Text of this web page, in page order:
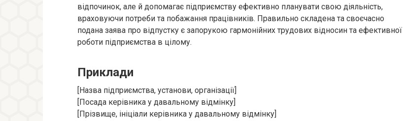
відпочинок, але й допомагає підприємству ефективно планувати свою діяльність,
враховуючи потреби та побажання працівників. Правильно складена та своєчасно
подана заява про відпустку є запорукою гармонійних трудових відносин та ефективної
роботи підприємства в цілому.
Приклади
[Назва підприємства, установи, організації]
[Посада керівника у давальному відмінку]
[Прізвище, ініціали керівника у давальному відмінку]